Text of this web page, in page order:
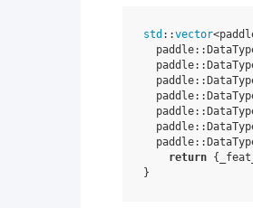
std ::vector<
paddle::
paddle::
paddle::
paddle::
paddle::
paddle::
paddle::
return {
}